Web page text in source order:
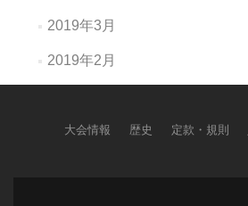
2019年3月
2019年2月
大会情報 歴史 定款・規則